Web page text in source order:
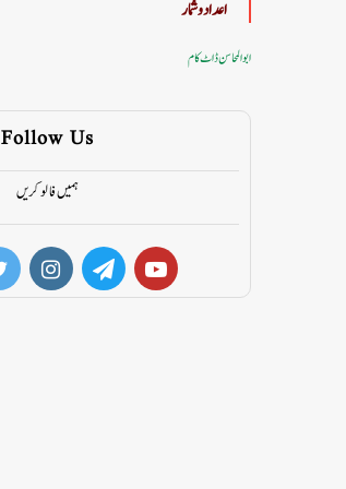
اعداد وشمار
ابوالمحاسن ڈاٹ کام
Follow Us
ہمیں فالو کریں